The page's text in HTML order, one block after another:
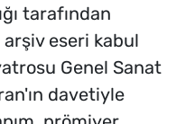
tarafından
eseri kabul
Genel Sanat
davetiyle